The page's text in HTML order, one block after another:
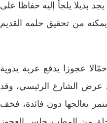
بديلا يلجأ إليه حفاظا على
من تحقيق حلمه القديم
عجوزا يدفع عربة يدوية
عرض الشارع الرئيسي، وقد
يعالجها دون فائدة، فخف